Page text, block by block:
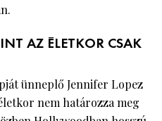
AZ ÉLETKOR CSAK
ünneplő Jennifer Lopez
nem határozza meg